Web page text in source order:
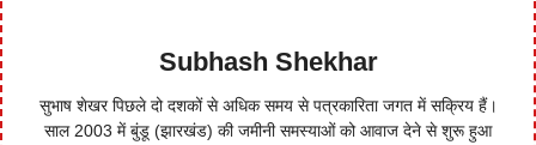
Subhash Shekhar
सुभाष शेखर पिछले दो दशकों से अधिक समय से पत्रकारिता जगत में सक्रिय हैं।
साल 2003 में बुंडू (झारखंड) की जमीनी समस्याओं को आवाज देने से शुरू हुआ